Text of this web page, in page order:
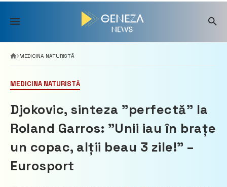
Skip
content
MEDICINA NATURISTĂ
MEDICINA NATURISTĂ
Djokovic, sinteza "perfectă" la
Roland Garros: "Unii iau în brațe
un copac, alții beau 3 zile!" –
Eurosport